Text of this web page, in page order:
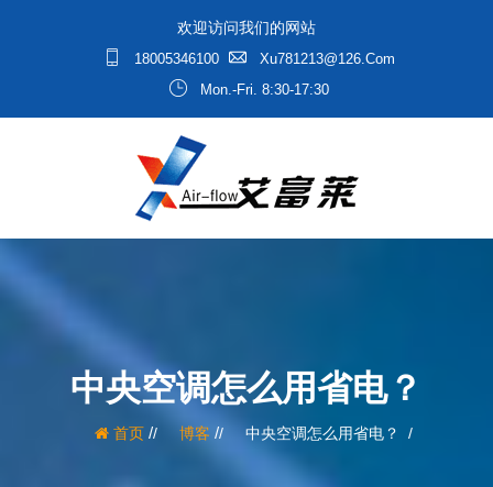
欢迎访问我们的网站
18005346100
Xu781213@126.com
Mon.-Fri. 8:30-17:30
中央空调怎么用省电？
首页/ 博客 / 中央空调怎么用省电？